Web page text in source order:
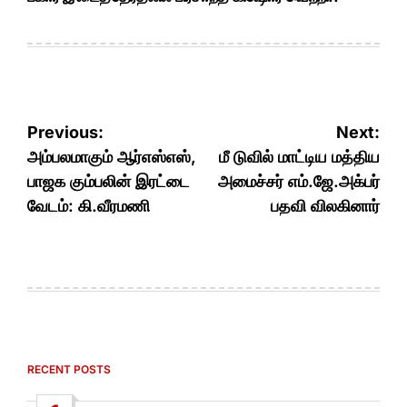
Post
navigation
Previous:
அம்பலமாகும் ஆர்எஸ்எஸ்,
பாஜக கும்பலின் இரட்டை
வேடம்: கி.வீரமணி
Next:
மீ டுவில் மாட்டிய மத்திய
அமைச்சர் எம்.ஜே.அக்பர்
பதவி விலகினார்
RECENT POSTS